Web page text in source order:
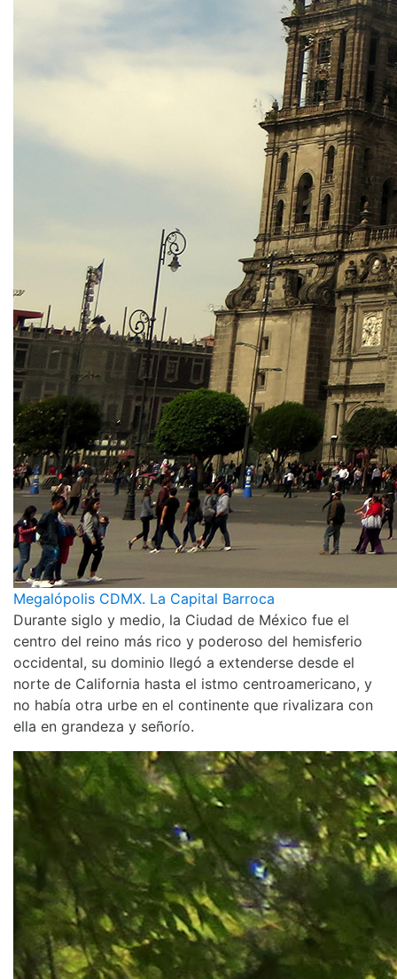
Megalópolis CDMX. La Capital Barroca
Durante siglo y medio, la Ciudad de México fue el
centro del reino más rico y poderoso del hemisferio
occidental, su dominio llegó a extenderse desde el
norte de California hasta el istmo centroamericano, y
no había otra urbe en el continente que rivalizara con
ella en grandeza y señorío.